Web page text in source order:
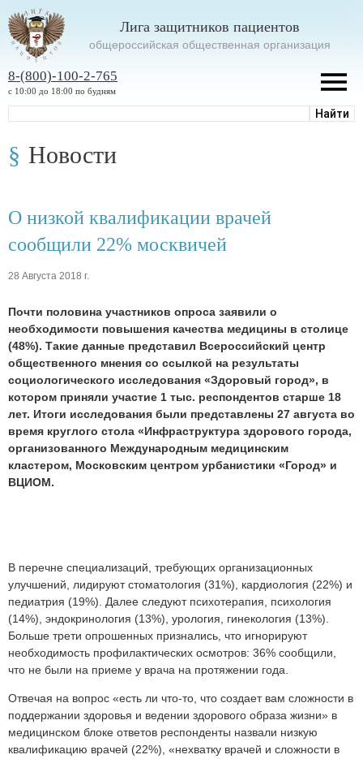
Лига защитников пациентов
oбщероссийская общественная организация
8-(800)-100-2-765
с 10:00 до 18:00 по будням
Новости
О низкой квалификации врачей
сообщили 22% москвичей
28 Августа 2018 г.
Почти половина участников опроса заявили о
необходимости повышения качества медицины в столице
(48%). Такие данные представил Всероссийский центр
общественного мнения со ссылкой на результаты
социологического исследования «Здоровый город», в
котором приняли участие 1 тыс. респондентов старше 18
лет. Итоги исследования были представлены 27 августа во
время круглого стола «Инфраструктура здорового города,
организованного Международным медицинским
кластером, Московским центром урбанистики «Город» и
ВЦИОМ.
В перечне специализаций, требующих организационных
улучшений, лидируют стоматология (31%), кардиология (22%) и
педиатрия (19%). Далее следуют психотерапия, психология
(14%), эндокринология (13%), урология, гинекология (13%).
Больше трети опрошенных признались, что игнорируют
необходимость профилактических осмотров: 36% сообщили,
что не были на приеме у врача на протяжении года.
Отвечая на вопрос «есть ли что-то, что создает вам сложности в
поддержании здоровья и ведении здорового образа жизни» в
медицинском блоке ответов респонденты назвали низкую
квалификацию врачей (22%), «нехватку врачей и сложности в